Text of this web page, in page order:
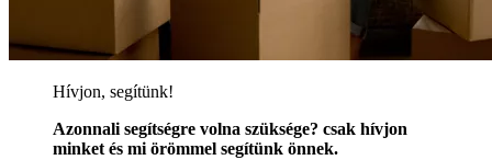
Hívjon, segítünk!
Azonnali segítségre volna szüksége? csak hívjon
minket és mi örömmel segítünk önnek.